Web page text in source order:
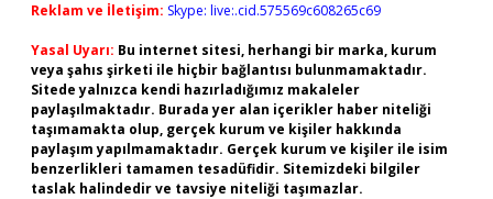
Reklam ve İletişim: Skype: live:.cid.575569c608265c69
Yasal Uyarı: Bu internet sitesi, herhangi bir marka, kurum
veya şahıs şirketi ile hiçbir bağlantısı bulunmamaktadır.
Sitede yalnızca kendi hazırladığımız makaleler
paylaşılmaktadır. Burada yer alan içerikler haber niteliği
taşımamakta olup, gerçek kurum ve kişiler hakkında
paylaşım yapılmamaktadır. Gerçek kurum ve kişiler ile isim
benzerlikleri tamamen tesadüfidir. Sitemizdeki bilgiler
taslak halindedir ve tavsiye niteliği taşımazlar.